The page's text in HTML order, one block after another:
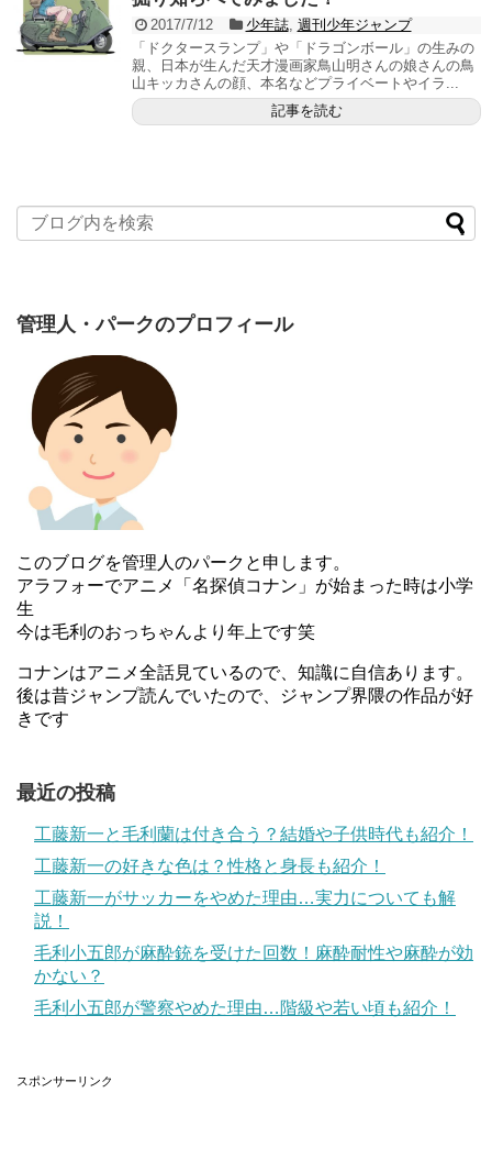
2017/7/12 少年誌, 週刊少年ジャンプ
「ドクタースランプ」や「ドラゴンボール」の生みの
親、日本が生んだ天才漫画家鳥山明さんの娘さんの鳥
山キッカさんの顔、本名などプライベートやイラ...
記事を読む
管理人・パークのプロフィール
このブログを管理人のパークと申します。
アラフォーでアニメ「名探偵コナン」が始まった時は小学
生
今は毛利のおっちゃんより年上です笑
コナンはアニメ全話見ているので、知識に自信あります。
後は昔ジャンプ読んでいたので、ジャンプ界隈の作品が好
きです
最近の投稿
工藤新一と毛利蘭は付き合う？結婚や子供時代も紹介！
工藤新一の好きな色は？性格と身長も紹介！
工藤新一がサッカーをやめた理由…実力についても解
説！
毛利小五郎が麻酔銃を受けた回数！麻酔耐性や麻酔が効
かない？
毛利小五郎が警察やめた理由…階級や若い頃も紹介！
スポンサーリンク